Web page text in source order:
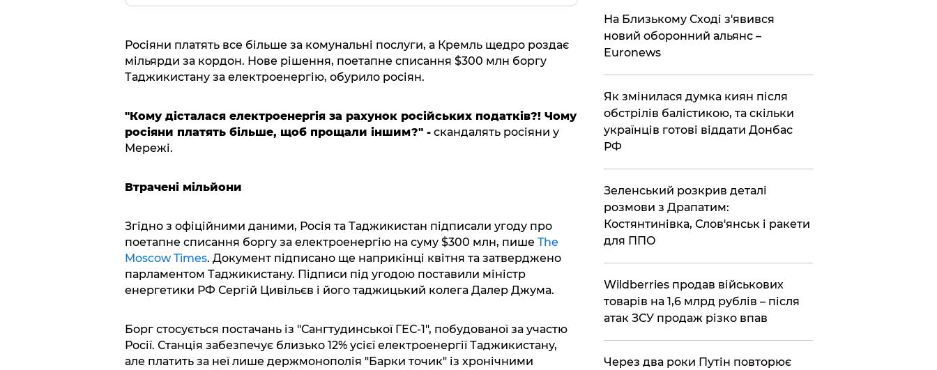
Росіяни платять все більше за комунальні послуги, а Кремль щедро роздає
мільярди за кордон. Нове рішення, поетапне списання $300 млн боргу
Таджикистану за електроенергію, обурило росіян.
"Кому дісталася електроенергія за рахунок російських податків?! Чому
росіяни платять більше, щоб прощали іншим?" -скандалять росіяни у
Мережі.
Втрачені мільйони
Згідно з офіційними даними, Росія та Таджикистан підписали угоду про
поетапне списання боргу за електроенергію на суму $300 млн, пишеThe
Moscow Times. Документ підписано ще наприкінці квітня та затверджено
парламентом Таджикистану. Підписи під угодою поставили міністр
енергетики РФ Сергій Цивільєв і його таджицький колега Далер Джума.
Борг стосується постачань із "Сангтудинської ГЕС-1", побудованої за участю
Росії. Станція забезпечує близько 12% усієї електроенергії Таджикистану,
але платить за неї лише держмонополія "Барки точик" із хронічними
На Близькому Сході з'явився
новий оборонний альянс –
Euronews
Як змінилася думка киян після
обстрілів балістикою, та скільки
українців готові віддати Донбас
РФ
Зеленський розкрив деталі
розмови з Драпатим:
Костянтинівка, Слов'янськ і ракети
для ППО
Wildberries продав військових
товарів на 1,6 млрд рублів – після
атак ЗСУ продаж різко впав
Через два роки Путін повторює